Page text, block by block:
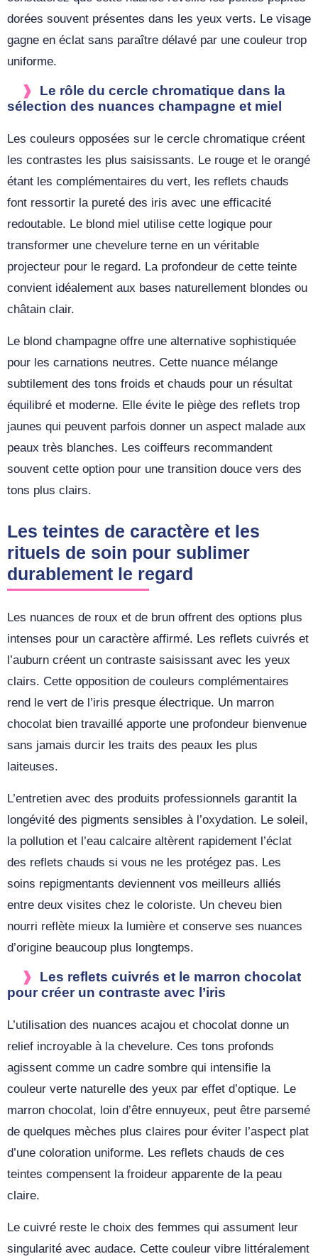
dorées souvent présentes dans les yeux verts. Le visage
gagne en éclat sans paraître délavé par une couleur trop
uniforme.
Le rôle du cercle chromatique dans la
sélection des nuances champagne et miel
Les couleurs opposées sur le cercle chromatique créent
les contrastes les plus saisissants. Le rouge et le orangé
étant les complémentaires du vert, les reflets chauds
font ressortir la pureté des iris avec une efficacité
redoutable. Le blond miel utilise cette logique pour
transformer une chevelure terne en un véritable
projecteur pour le regard. La profondeur de cette teinte
convient idéalement aux bases naturellement blondes ou
châtain clair.
Le blond champagne offre une alternative sophistiquée
pour les carnations neutres. Cette nuance mélange
subtilement des tons froids et chauds pour un résultat
équilibré et moderne. Elle évite le piège des reflets trop
jaunes qui peuvent parfois donner un aspect malade aux
peaux très blanches. Les coiffeurs recommandent
souvent cette option pour une transition douce vers des
tons plus clairs.
Les teintes de caractère et les
rituels de soin pour sublimer
durablement le regard
Les nuances de roux et de brun offrent des options plus
intenses pour un caractère affirmé. Les reflets cuivrés et
l’auburn créent un contraste saisissant avec les yeux
clairs. Cette opposition de couleurs complémentaires
rend le vert de l’iris presque électrique. Un marron
chocolat bien travaillé apporte une profondeur bienvenue
sans jamais durcir les traits des peaux les plus
laiteuses.
L’entretien avec des produits professionnels garantit la
longévité des pigments sensibles à l’oxydation. Le soleil,
la pollution et l’eau calcaire altèrent rapidement l’éclat
des reflets chauds si vous ne les protégez pas. Les
soins repigmentants deviennent vos meilleurs alliés
entre deux visites chez le coloriste. Un cheveu bien
nourri reflète mieux la lumière et conserve ses nuances
d’origine beaucoup plus longtemps.
Les reflets cuivrés et le marron chocolat
pour créer un contraste avec l’iris
L’utilisation des nuances acajou et chocolat donne un
relief incroyable à la chevelure. Ces tons profonds
agissent comme un cadre sombre qui intensifie la
couleur verte naturelle des yeux par effet d’optique. Le
marron chocolat, loin d’être ennuyeux, peut être parsemé
de quelques mèches plus claires pour éviter l’aspect plat
d’une coloration uniforme. Les reflets chauds de ces
teintes compensent la froideur apparente de la peau
claire.
Le cuivré reste le choix des femmes qui assument leur
singularité avec audace. Cette couleur vibre littéralement